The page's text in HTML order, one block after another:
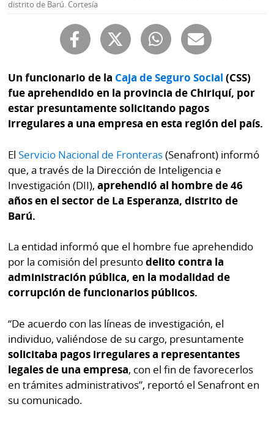
Buscador
Comunicados
Lotería
Kiosko
digital
Luctuosas
RSS
Temas
Autores
Notas
al
lector
Buenas
prácticas
OTROS
Metro
por
Metro
Tienda
Panamá
Tus
Tiquetes
Cero
Mi
Diario
Club
La
Prensa
Busca
Fácil
⌾
distrito de Barú. Cortesía
Un funcionario de la Caja de Seguro Social (CSS)
fue aprehendido en la provincia de Chiriquí, por
estar presuntamente solicitando pagos
irregulares a una empresa en esta región del país.
El Servicio Nacional de Fronteras(Senafront) informó
que, a través de la Dirección de Inteligencia e
Investigación (DII),aprehendió al hombre de 46
años en el sector de La Esperanza, distrito de
Barú.
La entidad informó que el hombre fue aprehendido
por la comisión del presuntodelito contra la
administración pública, en la modalidad de
corrupción de funcionarios públicos.
“De acuerdo con las líneas de investigación, el
individuo, valiéndose de su cargo, presuntamente
solicitaba pagos irregulares a representantes
legales de una empresa, con el fin de favorecerlos
en trámites administrativos”, reportó el Senafront en
su comunicado.